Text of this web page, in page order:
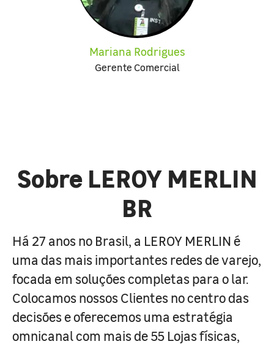
Mariana Rodrigues
Gerente Comercial
Sobre LEROY MERLIN
BR
Há 27 anos no Brasil, a LEROY MERLIN é
uma das mais importantes redes de varejo,
focada em soluções completas para o lar.
Colocamos nossos Clientes no centro das
decisões e oferecemos uma estratégia
omnicanal com mais de 55 Lojas físicas,